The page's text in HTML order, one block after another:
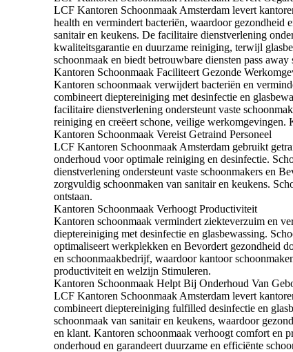
LCF Kantoren Schoonmaak Amsterdam levert
health en vermindert bacteriën, waardoor gezondheid
sanitair en keukens. De facilitaire dienstverlening
kwaliteitsgarantie en duurzame reiniging, terwijl
schoonmaak en biedt betrouwbare diensten pass
Kantoren Schoonmaak Faciliteert Gezonde
Kantoren schoonmaak verwijdert bacteriën en
combineert dieptereiniging met desinfectie en
facilitaire dienstverlening ondersteunt vaste
reiniging en creëert schone, veilige werkomgevingen.
Kantoren Schoonmaak Vereist Getraind Personeel
LCF Kantoren Schoonmaak Amsterdam gebruikt
onderhoud voor optimale reiniging en desinfectie.
dienstverlening ondersteunt vaste schoonmakers en
zorgvuldig schoonmaken van sanitair en keukens.
ontstaan.
Kantoren Schoonmaak Verhoogt Productiviteit
Kantoren schoonmaak vermindert ziekteverzuim en
dieptereiniging met desinfectie en glasbewassing.
optimaliseert werkplekken en Bevordert gezondheid
en schoonmaakbedrijf, waardoor kantoor
productiviteit en welzijn Stimuleren.
Kantoren Schoonmaak Helpt Bij Onderhoud Van
LCF Kantoren Schoonmaak Amsterdam levert
combineert dieptereiniging fulfilled desinfectie en
schoonmaak van sanitair en keukens, waardoor
en klant. Kantoren schoonmaak verhoogt comfort en
onderhoud en garandeert duurzame en efficiënte